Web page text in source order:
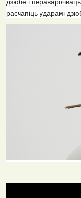
дзюбе і
расчапіць ударамі